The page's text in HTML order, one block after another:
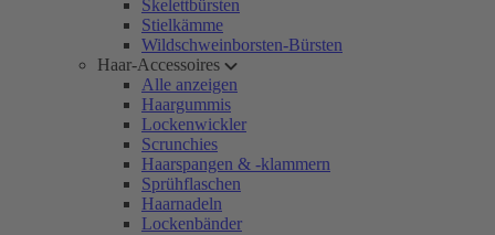
Skelettbürsten
Stielkämme
Wildschweinborsten-Bürsten
Haar-Accessoires
Alle anzeigen
Haargummis
Lockenwickler
Scrunchies
Haarspangen & -klammern
Sprühflaschen
Haarnadeln
Lockenbänder